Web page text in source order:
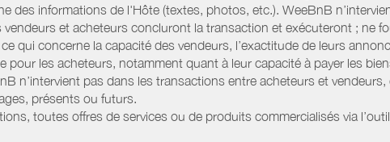
des informations de l'Hôte (textes, photos, etc.). WeeBnB
vendeurs et acheteurs concluront la transaction et exécuteront ; ne
qui concerne la capacité des vendeurs, l’exactitude de leurs
pour les acheteurs, notamment quant à leur capacité à payer les
n’intervient pas dans les transactions entre acheteurs et
présents ou futurs.
toutes offres de services ou de produits commercialisés via